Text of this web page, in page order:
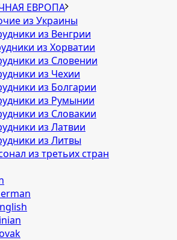
ЕВРОПА
из Украины
из Венгрии
из Хорватии
из Словении
из Чехии
из Болгарии
из Румынии
из Словакии
из Латвии
из Литвы
из третьих стран